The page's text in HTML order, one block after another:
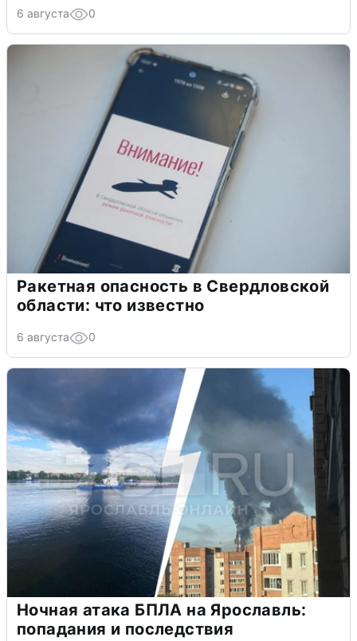
6 августа 0
Ракетная опасность в Свердловской
области: что известно
6 августа 0
Ночная атака БПЛА на Ярославль:
попадания и последствия